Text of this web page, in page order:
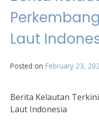
Laut
Posted on February 23,
Berita Kelautan
Laut Indonesia